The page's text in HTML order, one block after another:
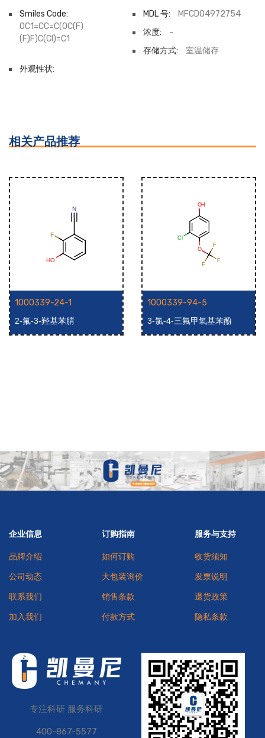
Smiles Code:
OC1=CC=C(OC(F)
(F)F)C(Cl)=C1
MDL 号:
MFCD04972754
浓度:
-
存储方式:
室温储存
外观性状:
相关产品推荐
1000339-24-1
2-氟-3-羟基苯腈
1000339-94-5
3-氯-4-三氟甲氧基苯酚
企业信息
品牌介绍
公司动态
联系我们
加入我们
订购指南
如何订购
大包装询价
销售条款
付款方式
服务与支持
收货须知
发票说明
退货政策
隐私条款
专注科研 服务科研
400-867-5577